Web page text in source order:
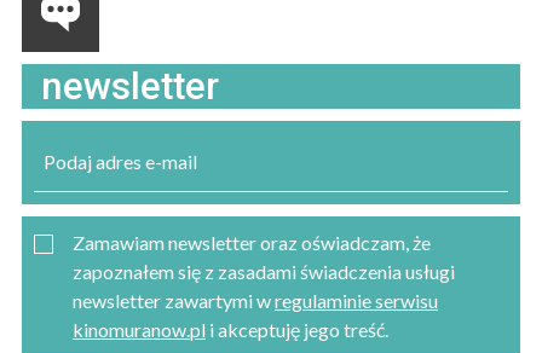
newsletter
Zamawiam newsletter oraz oświadczam, że
zapoznałem się z zasadami świadczenia usługi
newsletter zawartymi wregulaminie serwisu
kinomuranow.pl i akceptuję jego treść.